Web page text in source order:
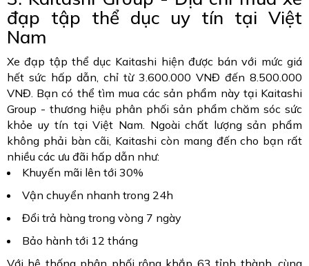
đạp tập thể dục uy tín tại Việt
Nam
Xe đạp tập thể dục Kaitashi hiện được bán với mức giá
hết sức hấp dẫn, chỉ từ 3.600.000 VNĐ đến 8.500.000
VNĐ. Bạn có thể tìm mua các sản phẩm này tại Kaitashi
Group - thương hiệu phân phối sản phẩm chăm sóc sức
khỏe uy tín tại Việt Nam. Ngoài chất lượng sản phẩm
không phải bàn cãi, Kaitashi còn mang đến cho bạn rất
nhiều các ưu đãi hấp dẫn như:
Khuyến mãi lên tới 30%
Vận chuyển nhanh trong 24h
Đổi trả hàng trong vòng 7 ngày
Bảo hành tới 12 tháng